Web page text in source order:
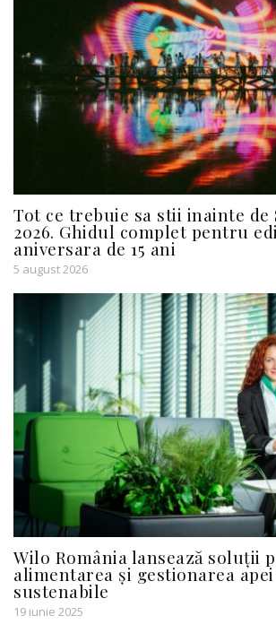
Tot ce trebuie sa stii inainte de
2026. Ghidul complet pentru
aniversara de 15 ani
5 august 2026
Wilo România lansează soluții
alimentarea și gestionarea
sustenabile
19 iunie 2025